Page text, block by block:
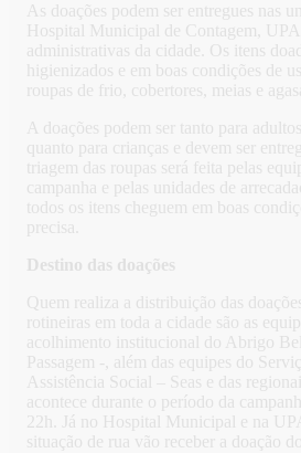
As doações podem ser entregues nas
Hospital Municipal de Contagem,
administrativas da cidade. Os itens
higienizados e em boas condições de
roupas de frio, cobertores, meias e
A doações podem ser tanto para
quanto para crianças e devem ser
triagem das roupas será feita pelas
campanha e pelas unidades de
todos os itens cheguem em boas
precisa.
Destino das doações
Quem realiza a distribuição das
rotineiras em toda a cidade são as
acolhimento institucional do Abrigo
Passagem -, além das equipes do
Assistência Social – Seas e das
acontece durante o período da
22h. Já no Hospital Municipal e na
situação de rua vão receber a doação